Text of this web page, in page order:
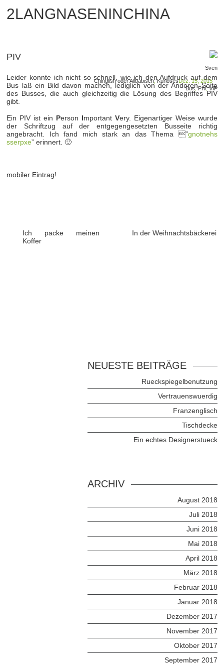
2LANGNASENINCHINA
PIV
Sven
Dez. 15, 2015
Chinglish oder Alibabisch,Kurioses
Bus, PIV,VIP
Leider konnte ich nicht so schnell, wie ich den Aufdruck auf dem
Bus laß ein Bild davon machen, lediglich von der Anderen Seite
des Busses, die auch gleichzeitig die Lösung des Begriffes PIV
gibt.
Ein PIV ist ein Person Important Very. Eigenartiger Weise wurde
der Schriftzug auf der entgegengesetzten Busseite richtig
angebracht. Ich fand mich stark an das Thema ”gnotnehs
sserpxe” erinnert. 🙂
mobiler Eintrag!
Ich packe meinen
Koffer
In der Weihnachtsbäckerei
NEUESTE BEITRÄGE
Rueckspiegelbenutzung
Vertrauenswuerdig
Franzenglisch
Tischdecke
Ein echtes Designerstueck
ARCHIV
August 2018
Juli 2018
Juni 2018
Mai 2018
April 2018
März 2018
Februar 2018
Januar 2018
Dezember 2017
November 2017
Oktober 2017
September 2017